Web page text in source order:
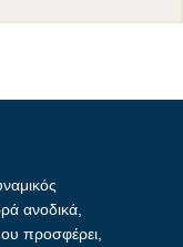
ανοδικά,
προσφέρει,